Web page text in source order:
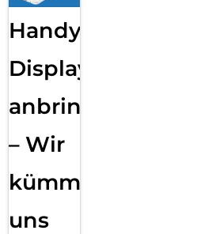
Handy
Displayfolie
anbringen
– Wir
kümmern
uns